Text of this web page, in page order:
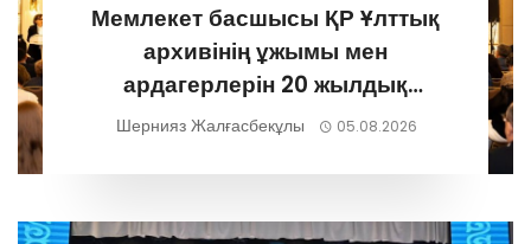
Мемлекет басшысы ҚР Ұлттық
архивінің ұжымы мен
ардагерлерін 20 жылдық
мерейтоймен құттықтады
Шернияз Жалғасбекұлы 05.08.2026